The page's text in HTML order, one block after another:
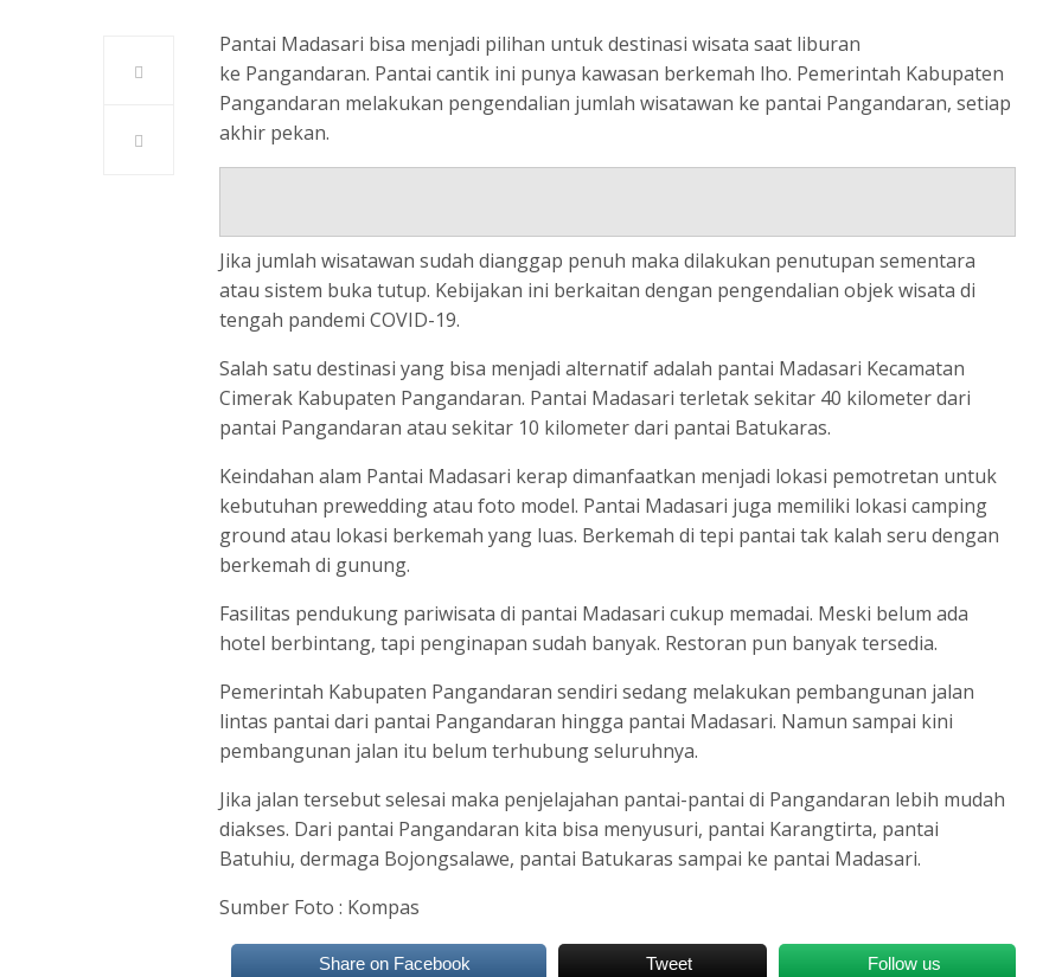
Pantai Madasari bisa menjadi pilihan untuk destinasi wisata saat liburan
ke Pangandaran. Pantai cantik ini punya kawasan berkemah lho. Pemerintah Kabupaten
Pangandaran melakukan pengendalian jumlah wisatawan ke pantai Pangandaran, setiap
akhir pekan.
Jika jumlah wisatawan sudah dianggap penuh maka dilakukan penutupan sementara
atau sistem buka tutup. Kebijakan ini berkaitan dengan pengendalian objek wisata di
tengah pandemi COVID-19.
Salah satu destinasi yang bisa menjadi alternatif adalah pantai Madasari Kecamatan
Cimerak Kabupaten Pangandaran. Pantai Madasari terletak sekitar 40 kilometer dari
pantai Pangandaran atau sekitar 10 kilometer dari pantai Batukaras.
Keindahan alam Pantai Madasari kerap dimanfaatkan menjadi lokasi pemotretan untuk
kebutuhan prewedding atau foto model. Pantai Madasari juga memiliki lokasi camping
ground atau lokasi berkemah yang luas. Berkemah di tepi pantai tak kalah seru dengan
berkemah di gunung.
Fasilitas pendukung pariwisata di pantai Madasari cukup memadai. Meski belum ada
hotel berbintang, tapi penginapan sudah banyak. Restoran pun banyak tersedia.
Pemerintah Kabupaten Pangandaran sendiri sedang melakukan pembangunan jalan
lintas pantai dari pantai Pangandaran hingga pantai Madasari. Namun sampai kini
pembangunan jalan itu belum terhubung seluruhnya.
Jika jalan tersebut selesai maka penjelajahan pantai-pantai di Pangandaran lebih mudah
diakses. Dari pantai Pangandaran kita bisa menyusuri, pantai Karangtirta, pantai
Batuhiu, dermaga Bojongsalawe, pantai Batukaras sampai ke pantai Madasari.
Sumber Foto : Kompas
Share on Facebook Tweet Follow us